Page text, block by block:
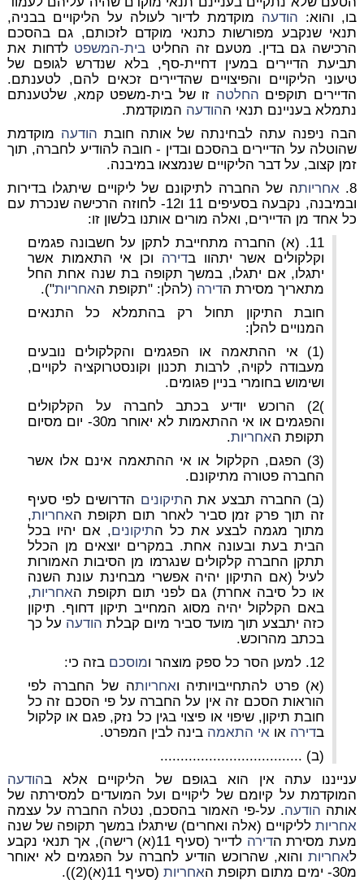
בו, והוא: הודעה מוקדמת לדיור לעולה על הליקויים בבניה,
תנאי שנקבע מפורשות כתנאי מוקדם לזכותם, גם בהסכם
הרכישה גם בדין. מטעם זה החליט בית-המשפט לדחות את
תביעת הדיירים במעין דחיית-סף, בלא שנדרש לגופם של
טיעוני הליקויים והפיצויים שהדיירים זכאים להם, לטענתם.
הדיירים תוקפים החלטה זו של בית-משפט קמא, שלטענתם
נתמלא בעניינם תנאי ההודעה המוקדמת.
הבה ניפנה עתה לבחינתה של אותה חובת הודעה מוקדמת
שהוטלה על הדיירים בהסכם ובדין - חובה להודיע לחברה, תוך
זמן קצוב, על דבר הליקויים שנמצאו במיבנה.
8.
אחריותה של החברה לתיקונם של ליקויים שיתגלו בדירות
ובמיבנה, נקבעה בסעיפים 11 ו12- לחוזה הרכישה שנכרת עם
כל אחד מן הדיירים, ואלה מורים אותנו בלשון זו:
11. (א) החברה מתחייבת לתקן על חשבונה פגמים
וקלקולים אשר יתהוו בדירה וכן אי התאמות אשר
יתגלו, אם יתגלו, במשך תקופה בת שנה אחת החל
מתאריך מסירת הדירה (להלן: "תקופת האחריות").
חובת התיקון תחול רק בהתמלא כל התנאים
המנויים להלן:
(1) אי ההתאמה או הפגמים והקלקולים נובעים
מעבודה לקויה, לרבות תכנון וקונסטרוקציה לקויים,
ושימוש בחומרי בניין פגומים.
)2) הרוכש יודיע בכתב לחברה על הקלקולים
והפגמים או אי ההתאמות לא יאוחר מ30- יום מסיום
תקופת האחריות.
(3) הפגם, הקלקול או אי ההתאמה אינם אלו אשר
החברה פטורה מתיקונם.
(ב) החברה תבצע את התיקונים הדרושים לפי סעיף
זה תוך פרק זמן סביר לאחר תום תקופת האחריות,
מתוך מגמה לבצע את כל התיקונים, אם יהיו בכל
הבית בעת ובעונה אחת. במקרים יוצאים מן הכלל
תתקן החברה קלקולים שנגרמו מן הסיבות האמורות
לעיל (אם התיקון יהיה אפשרי מבחינת עונת השנה
או כל סיבה אחרת) גם לפני תום תקופת האחריות,
באם הקלקול יהיה מסוג המחייב תיקון דחוף. תיקון
כזה יתבצע תוך מועד סביר מיום קבלת הודעה על כך
בכתב מהרוכש.
12. למען הסר כל ספק מוצהר ו
מוסכם בזה כי:
(א) פרט להתחייבויותיה ואחריותה של החברה לפי
הוראות הסכם זה אין על החברה על פי הסכם זה כל
חובת תיקון, שיפוי או פיצוי בגין כל נזק, פגם או קלקול
בדירה או אי התאמה בינה לבין המפרט.
(ב) ...................................
ענייננו עתה אין הוא בגופם של הליקויים אלא בהודעה
המוקדמת על קיומם של ליקויים ועל המועדים למסירתה של
אותה הודעה. על-פי האמור בהסכם, נטלה החברה על עצמה
אחריותלליקויים (אלה ואחרים) שיתגלו במשך תקופה של שנה
מעת מסירת הדירה
לדייר (סעיף 11(א) רישה), אך תנאי נקבע
לאחריותוהוא, שהרוכש הודיע לחברה על הפגמים לא יאוחר
מ30- ימים מתום תקופת ה
אחריות(סעיף 11(א)(2)).